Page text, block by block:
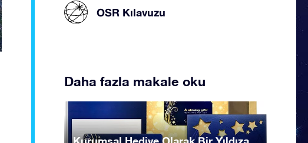
OSR Kılavuzu
Daha fazla makale oku